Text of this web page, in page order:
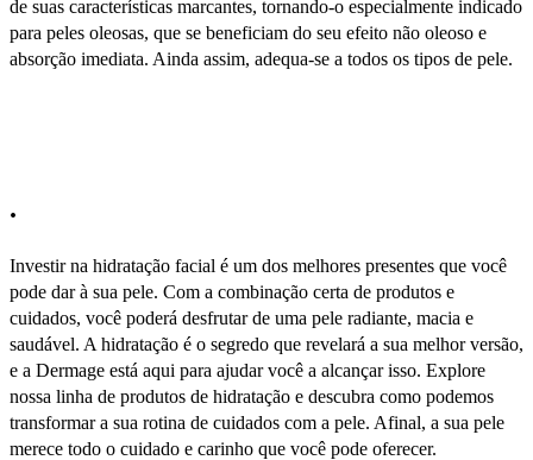
de suas características marcantes, tornando-o especialmente indicado
para peles oleosas, que se beneficiam do seu efeito não oleoso e
absorção imediata. Ainda assim, adequa-se a todos os tipos de pele.
.
Investir na hidratação facial é um dos melhores presentes que você
pode dar à sua pele. Com a combinação certa de produtos e
cuidados, você poderá desfrutar de uma pele radiante, macia e
saudável. A hidratação é o segredo que revelará a sua melhor versão,
e a Dermage está aqui para ajudar você a alcançar isso. Explore
nossa linha de produtos de hidratação e descubra como podemos
transformar a sua rotina de cuidados com a pele. Afinal, a sua pele
merece todo o cuidado e carinho que você pode oferecer.